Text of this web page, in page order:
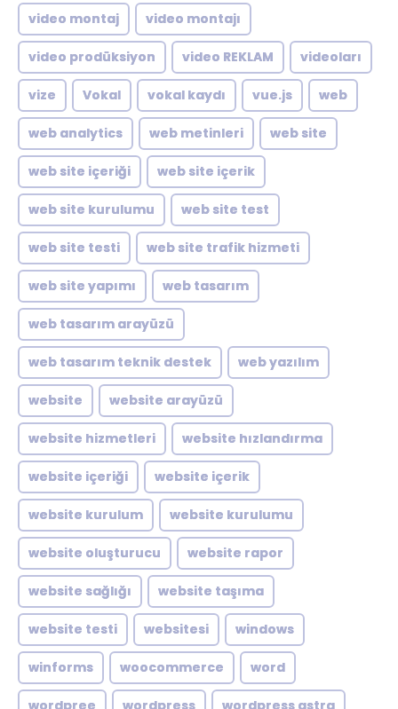
video montaj video montajı
video prodüksiyon video REKLAM videoları
vize Vokal vokal kaydı vue.js web
web analytics web metinleri web site
web site içeriği web site içerik
web site kurulumu web site test
web site testi web site trafik hizmeti
web site yapımı web tasarım
web tasarım arayüzü
web tasarım teknik destek web yazılım
website website arayüzü
website hizmetleri website hızlandırma
website içeriği website içerik
website kurulum website kurulumu
website oluşturucu website rapor
website sağlığı website taşıma
website testi websitesi windows
winforms woocommerce word
wordpree wordpress wordpress astra